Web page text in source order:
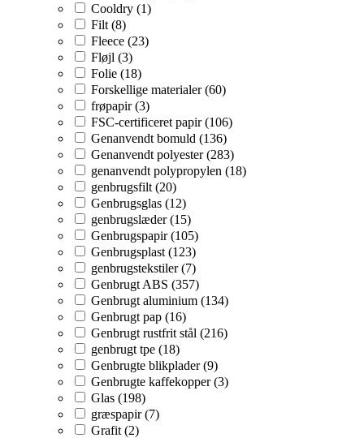
Cooldry (1)
Filt (8)
Fleece (23)
Fløjl (3)
Folie (18)
Forskellige materialer (60)
frøpapir (3)
FSC-certificeret papir (106)
Genanvendt bomuld (136)
Genanvendt polyester (283)
genanvendt polypropylen (18)
genbrugsfilt (20)
Genbrugsglas (12)
genbrugslæder (15)
Genbrugspapir (105)
Genbrugsplast (123)
genbrugstekstiler (7)
Genbrugt ABS (357)
Genbrugt aluminium (134)
Genbrugt pap (16)
Genbrugt rustfrit stål (216)
genbrugt tpe (18)
Genbrugte blikplader (9)
Genbrugte kaffekopper (3)
Glas (198)
græspapir (7)
Grafit (2)